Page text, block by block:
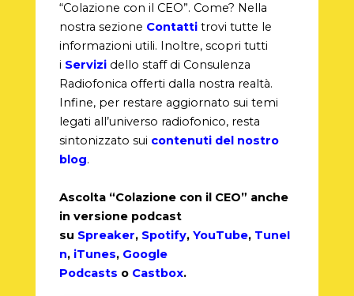
“Colazione con il CEO”. Come? Nella
nostra sezione Contattitrovi tutte le
informazioni utili. Inoltre, scopri tutti
i Servizidello staff di Consulenza
Radiofonica offerti dalla nostra realtà.
Infine, per restare aggiornato sui temi
legati all’universo radiofonico, resta
sintonizzato sui contenuti del nostro
blog.
Ascolta “Colazione con il CEO” anche
in versione podcast
su Spreaker,Spotify, YouTube, TuneI
n, iTunes, Google
Podcasts o Castbox.